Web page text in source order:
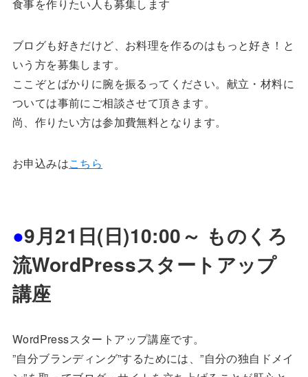
食事を作りたい人も募集します
ブログも好きだけど、お料理を作るのはもっと好き！と
いう方を募集します。
ここぞとばかりに腕を振るってください。献立・材料に
ついては事前にご相談させて頂きます。
尚、作りたい方は参加費無料となります。
お申込みはこちら
●9月21日(日)10:00～ ものくろ
流WordPressスタートアップ
講座
WordPressスタートアップ講座です。
”自分ブランディング”するためには、”自分の独自ドメイ